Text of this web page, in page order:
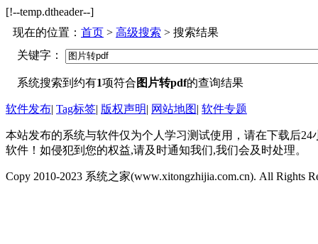
[!--temp.dtheader--]
现在的位置： 首页 > 高级搜索 > 搜索结果
关键字：
系统搜索到约有1项符合 图片转pdf的查询结果
软件发布| Tag标签| 版权声明| 网站地图| 软件专题
本站发布的系统与软件仅为个人学习测试使用，请在下载后
软件！如侵犯到您的权益,请及时通知我们,我们会及时处理。
Copy 2010-2023 系统之家(www.xitongzhijia.com.cn). All Rights